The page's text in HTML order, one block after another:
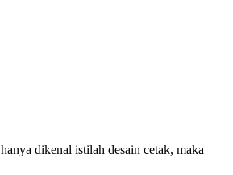
dikenal istilah desain cetak, maka